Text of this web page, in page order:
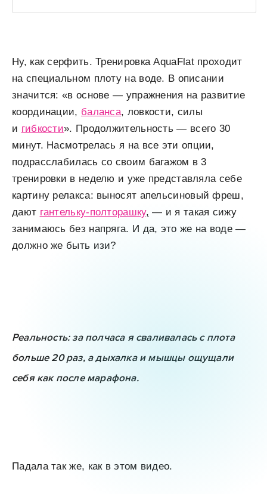
Ну, как серфить. Тренировка AquaFlat проходит
на специальном плоту на воде. В описании
значится: «в основе — упражнения на развитие
координации, баланса, ловкости, силы
и гибкости». Продолжительность — всего 30
минут. Насмотрелась я на все эти опции,
подрасслабилась со своим багажом в 3
тренировки в неделю и уже представляла себе
картину релакса: выносят апельсиновый фреш,
дают гантельку-полторашку, — и я такая сижу
занимаюсь без напряга. И да, это же на воде —
должно же быть изи?
Реальность: за полчаса я сваливалась с плота
больше 20 раз, а дыхалка и мышцы ощущали
себя как после марафона.
Падала так же, как в этом видео.